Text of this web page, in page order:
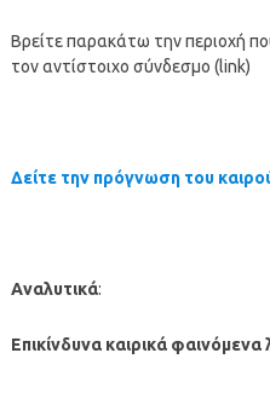
Βρείτε παρακάτω την περιοχή
τον αντίστοιχο σύνδεσμο (link)
Δείτε την πρόγνωση του
Αναλυτικά:
Επικίνδυνα καιρικά φαινόμενα